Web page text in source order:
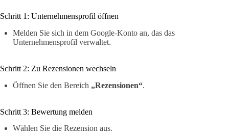
Schritt 1: Unternehmensprofil öffnen
Melden Sie sich in dem Google-Konto an, das das
Unternehmensprofil verwaltet.
Schritt 2: Zu Rezensionen wechseln
Öffnen Sie den Bereich „Rezensionen“.
Schritt 3: Bewertung melden
Wählen Sie die Rezension aus.